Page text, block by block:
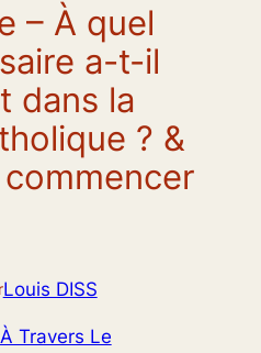
– À quel
a-t-il
dans la
? &
Louis DISS
Travers Le